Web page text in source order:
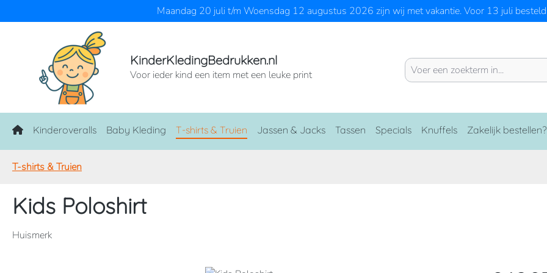
Maandag 20 juli t/m Woensdag 12 augustus 2026 zijn wij met vakantie. Voor 13 juli
KinderKledingBedrukken.nl
Voor ieder kind een item met een leuke print
Home
Kinderoveralls Baby Kleding T-shirts & Truien Jassen & Jacks Tassen Specials Knuffels Zakelijk bestellen?
T-shirts & Truien
Kids Poloshirt
Huismerk